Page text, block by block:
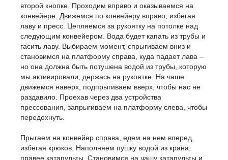
второй кнопке. Проходим вправо и оказываемся на
конвейере. Движемся по конвейеру вправо, избегая
лаву и пресс. Цепляемся за рукоятку на потолке над
следующим конвейером. Вода будет капать из трубы и
гасить лаву. Выбираем момент, спрыгиваем вниз и
становимся на платформу справа, куда падает лава –
но она должна быть потушена водой из трубы, которую
мы активировали, держась на рукоятке. На чаше
движемся наверх, подпрыгиваем вверх, чтобы нас не
раздавило. Проехав через два устройства
прессования, запрыгиваем на платформу слева, чтобы
передохнуть.
Прыгаем на конвейер справа, едем на нем вперед,
избегая крюков. Наполняем пушку водой из крана,
правее катапульты. Становимся на чашу катапульты и